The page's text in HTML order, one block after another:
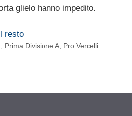
glielo hanno impedito.
resto
, Prima Divisione A, Pro Vercelli